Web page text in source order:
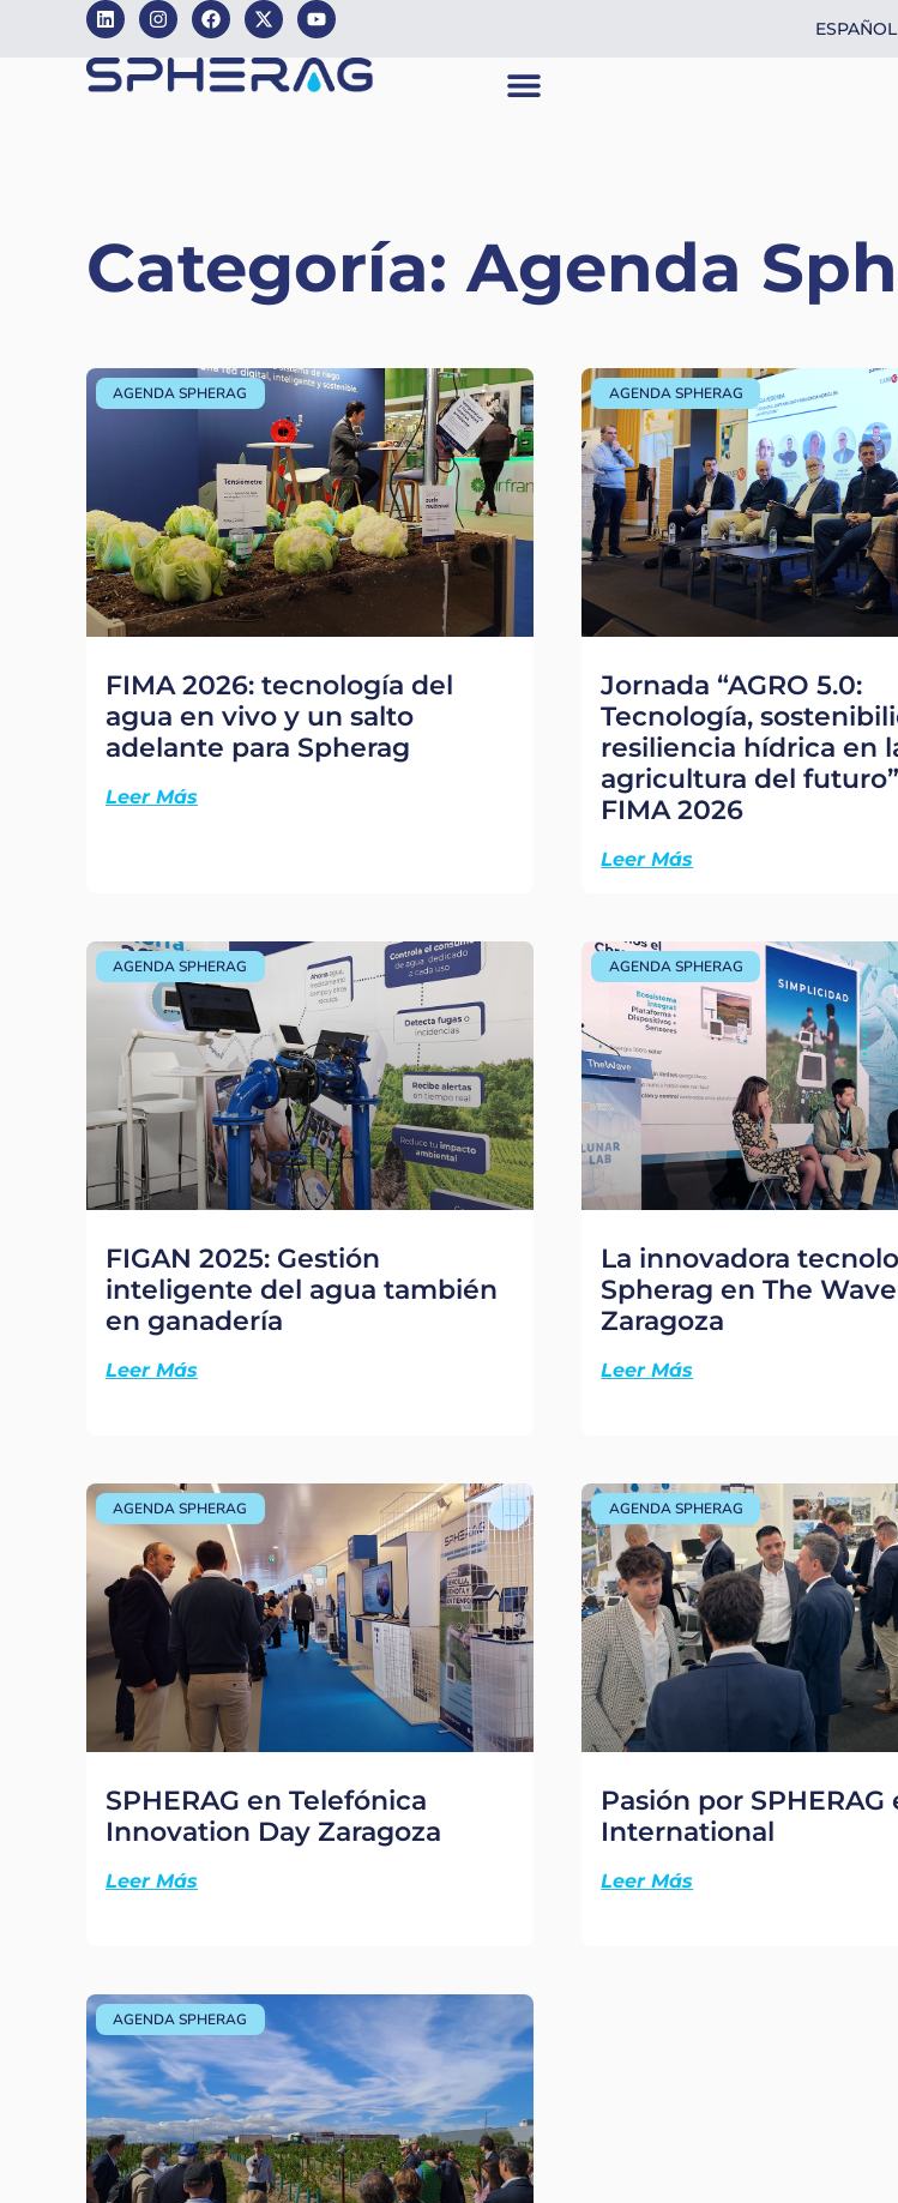
ESPAÑOL
Categoría: Agenda
AGENDA SPHERAG
FIMA 2026: tecnología del
agua en vivo y un salto
adelante para Spherag
Leer Más
AGENDA SPHERAG
Jornada “AGRO 5.0:
Tecnología,
resiliencia hídrica en
agricultura del
FIMA 2026
Leer Más
AGENDA SPHERAG
FIGAN 2025: Gestión
inteligente del agua también
en ganadería
Leer Más
AGENDA SPHERAG
La innovadora
Spherag en The
Zaragoza
Leer Más
AGENDA SPHERAG
SPHERAG en Telefónica
Innovation Day Zaragoza
Leer Más
AGENDA SPHERAG
Pasión por SPHERAG
International
Leer Más
AGENDA SPHERAG